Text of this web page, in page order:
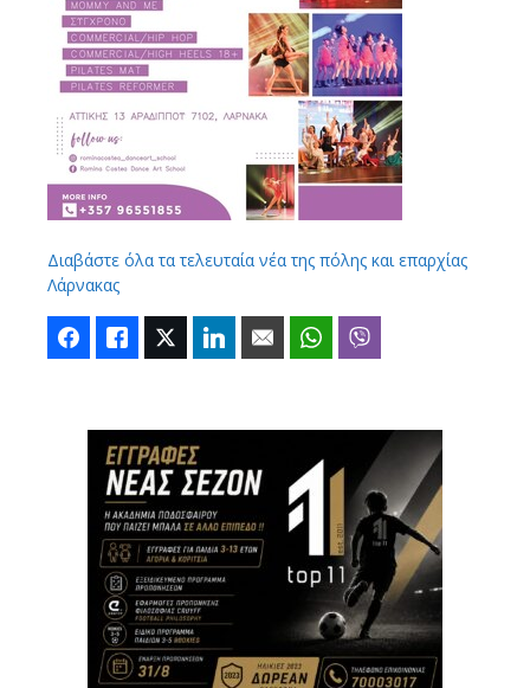
Διαβάστε όλα τα τελευταία νέα της πόλης και επαρχίας
Λάρνακας
FacebookLike Twitter LinkedIn Email WhatsApp